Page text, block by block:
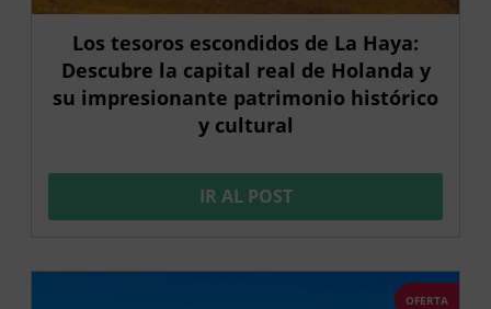
Los tesoros escondidos de La Haya:
Descubre la capital real de Holanda y
su impresionante patrimonio histórico
y cultural
IR AL POST
OFERTA